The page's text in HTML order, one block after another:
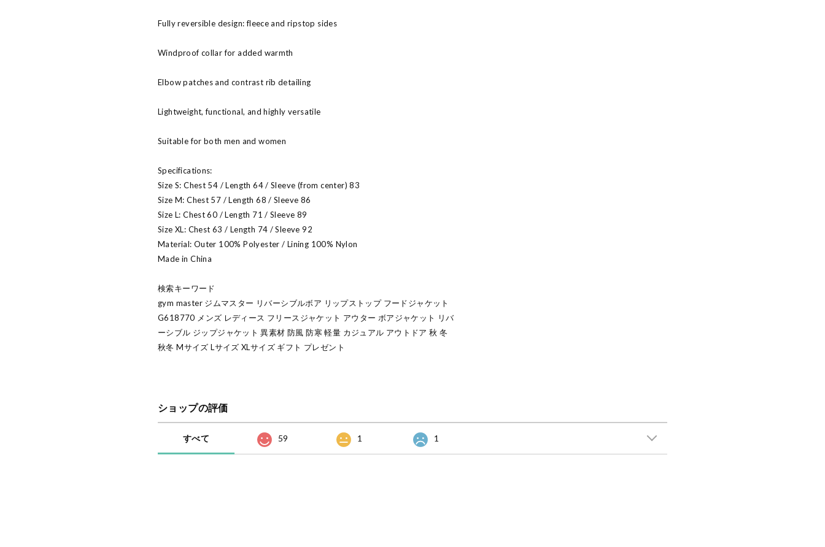
Fully reversible design: fleece and ripstop sides
Windproof collar for added warmth
Elbow patches and contrast rib detailing
Lightweight, functional, and highly versatile
Suitable for both men and women
Specifications:
Size S: Chest 54 / Length 64 / Sleeve (from center) 83
Size M: Chest 57 / Length 68 / Sleeve 86
Size L: Chest 60 / Length 71 / Sleeve 89
Size XL: Chest 63 / Length 74 / Sleeve 92
Material: Outer 100% Polyester / Lining 100% Nylon
Made in China
検索キーワード
gym master ジムマスター リバーシブルボア リップストップ フードジャケット
G618770 メンズ レディース フリースジャケット アウター ボアジャケット リバ
ーシブル ジップジャケット 異素材 防風 防寒 軽量 カジュアル アウトドア 秋 冬
秋冬 Mサイズ Lサイズ XLサイズ ギフト プレゼント
ショップの評価
すべて 59 1 1